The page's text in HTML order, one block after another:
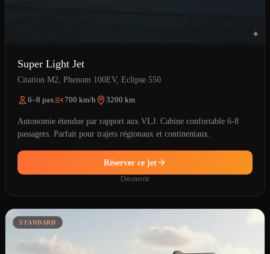
Super Light Jet
Citation M2, Phenom 100EV, Eclipse 550
6–8 pax 700 km/h 3200 km
Autonomie étendue par rapport aux VLJ. Cabine confortable 6-8
passagers. Parfait pour trajets régionaux et continentaux.
Réserver ce jet
Découvrir
STANDARD